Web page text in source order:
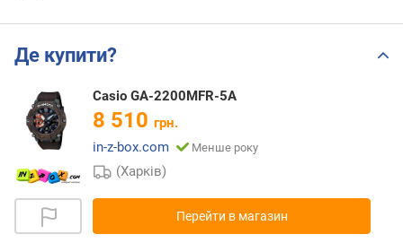
Де купити?
Casio GA-2200MFR-5A
8 510 грн.
in-z-box.com
Менше року
(Харків)
Перейти в магазин